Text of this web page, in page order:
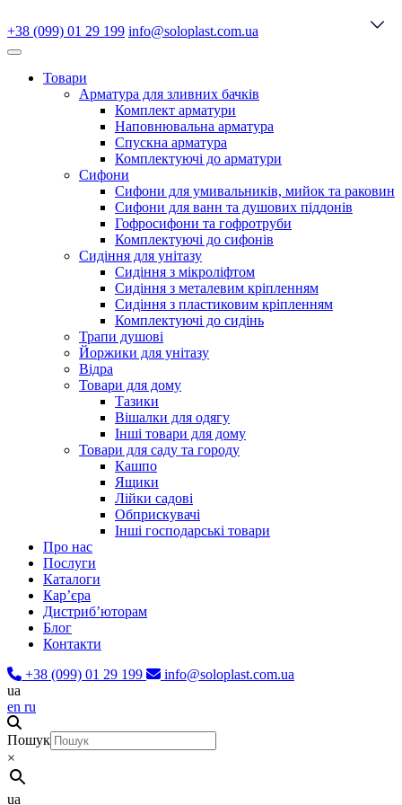
+38 (099) 01 29 199 info@soloplast.com.ua
Товари
Арматура для зливних бачків
Комплект арматури
Наповнювальна арматура
Спускна арматура
Комплектуючі до арматури
Сифони
Сифони для умивальників, мийок та раковин
Сифони для ванн та душових піддонів
Гофросифони та гофротруби
Комплектуючі до сифонів
Сидіння для унітазу
Сидіння з мікроліфтом
Сидіння з металевим кріпленням
Сидіння з пластиковим кріпленням
Комплектуючі до сидінь
Трапи душові
Йоржики для унітазу
Відра
Товари для дому
Тазики
Вішалки для одягу
Інші товари для дому
Товари для саду та городу
Кашпо
Ящики
Лійки садові
Обприскувачі
Інші господарські товари
Про нас
Послуги
Каталоги
Карʼєра
Дистриб’юторам
Блог
Контакти
+38 (099) 01 29 199
info@soloplast.com.ua
ua
en ru
Пошук
×
ua